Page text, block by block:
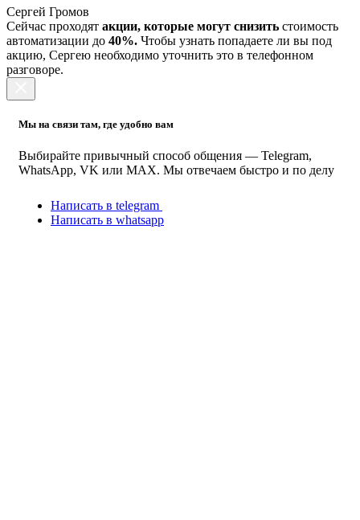
Сергей Громов
Сейчас проходят акции, которые могут снизить стоимость
автоматизации до 40%. Чтобы узнать попадаете ли вы под
акцию, Сергею необходимо уточнить это в телефонном
разговоре.
Мы на связи там, где удобно вам
Выбирайте привычный способ общения — Telegram,
WhatsApp, VK или MAX. Мы отвечаем быстро и по делу
Написать в telegram
Написать в whatsapp